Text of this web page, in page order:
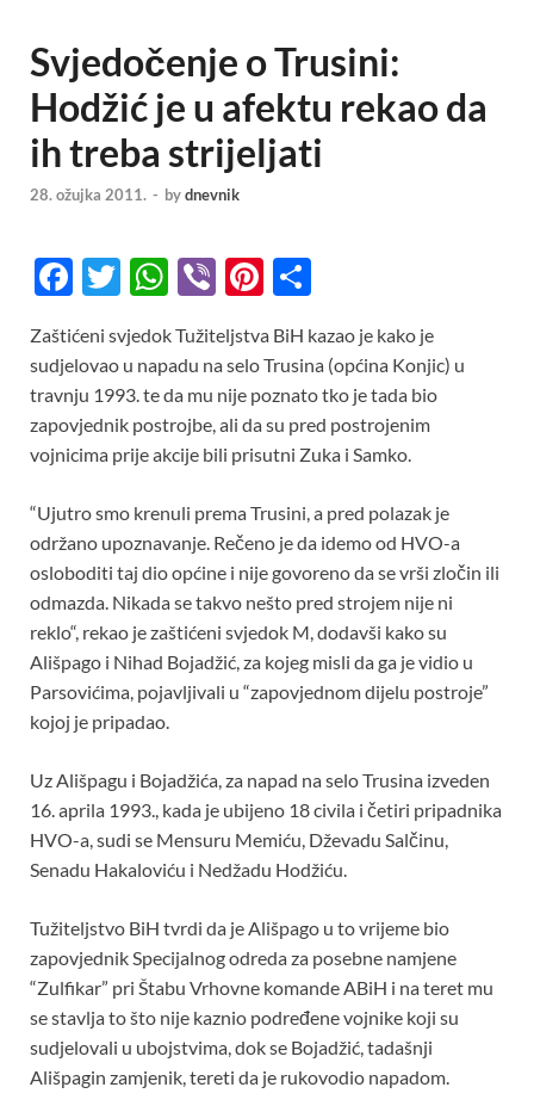
Svjedočenje o Trusini:
Hodžić je u afektu rekao da
ih treba strijeljati
28. ožujka 2011. - bydnevnik
F
e
b
o
o
k
T
itt
er
W
at
s
A
p
p
Vi
er
Pi
er
es
t
ar
e
Zaštićeni svjedok Tužiteljstva BiH kazao je kako je
sudjelovao u napadu na selo Trusina (općina Konjic) u
travnju 1993. te da mu nije poznato tko je tada bio
zapovjednik postrojbe, ali da su pred postrojenim
vojnicima prije akcije bili prisutni Zuka i Samko.
“Ujutro smo krenuli prema Trusini, a pred polazak je
održano upoznavanje. Rečeno je da idemo od HVO-a
osloboditi taj dio općine i nije govoreno da se vrši zločin ili
odmazda. Nikada se takvo nešto pred strojem nije ni
reklo“, rekao je zaštićeni svjedok M, dodavši kako su
Ališpago i Nihad Bojadžić, za kojeg misli da ga je vidio u
Parsovićima, pojavljivali u “zapovjednom dijelu postroje”
kojoj je pripadao.
Uz Ališpagu i Bojadžića, za napad na selo Trusina izveden
16. aprila 1993., kada je ubijeno 18 civila i četiri pripadnika
HVO-a, sudi se Mensuru Memiću, Dževadu Salčinu,
Senadu Hakaloviću i Nedžadu Hodžiću.
Tužiteljstvo BiH tvrdi da je Ališpago u to vrijeme bio
zapovjednik Specijalnog odreda za posebne namjene
“Zulfikar” pri Štabu Vrhovne komande ABiH i na teret mu
se stavlja to što nije kaznio podređene vojnike koji su
sudjelovali u ubojstvima, dok se Bojadžić, tadašnji
Ališpagin zamjenik, tereti da je rukovodio napadom.